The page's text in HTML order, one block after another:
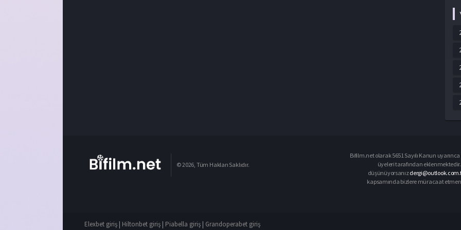
© 2026, Tüm Hakları Saklıdır.
Bifilm.net olarak 5651 Sayılı Kanun
üyeleri tarafından
düşünüyorsanız
kapsamında bizlere müracaat
Elexbet giriş | Hiltonbet giriş | Piabella giriş | Grandoperabet giriş